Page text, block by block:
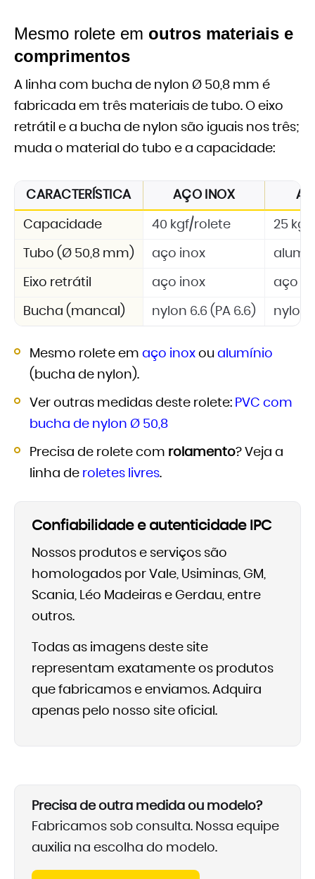
Mesmo rolete em outros materiais e
comprimentos
A linha com bucha de nylon Ø 50,8 mm é
fabricada em três materiais de tubo. O eixo
retrátil e a bucha de nylon são iguais nos três;
muda o material do tubo e a capacidade:
CARACTERÍSTICA AÇO INOX
Capacidade 40 kgf/rolete 25
Tubo (Ø 50,8 mm) aço inox
Eixo retrátil aço inox aço
Bucha (mancal) nylon 6.6 (PA 6.6) nylon
Mesmo rolete em aço inox ou alumínio
(bucha de nylon).
Ver outras medidas deste rolete: PVC com
bucha de nylon Ø 50,8
Precisa de rolete com rolamento? Veja a
linha de roletes livres.
Confiabilidade e autenticidade IPC
Nossos produtos e serviços são
homologados por Vale, Usiminas, GM,
Scania, Léo Madeiras e Gerdau, entre
outros.
Todas as imagens deste site
representam exatamente os produtos
que fabricamos e enviamos. Adquira
apenas pelo nosso site oficial.
Precisa de outra medida ou modelo?
Fabricamos sob consulta. Nossa equipe
auxilia na escolha do modelo.